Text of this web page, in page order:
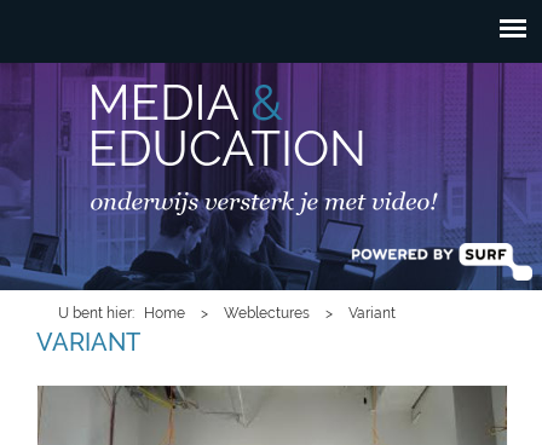
inhoud gaan
HOOFDMENU
U bent hier Home > Weblectures > Variant
VARIANT
lightboarddemo2.jpg